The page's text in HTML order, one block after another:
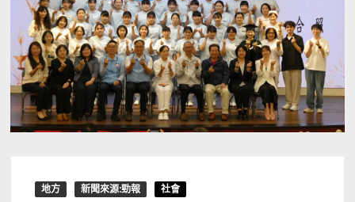
地方 新聞來源:勁報 社會